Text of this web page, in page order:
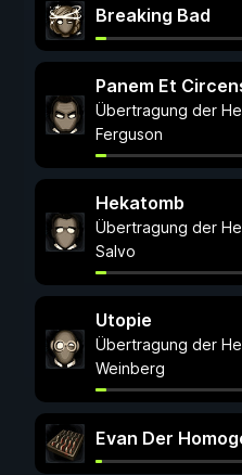
Breaking Bad
Panem Et
Übertragung der
Ferguson
Hekatomb
Übertragung der
Salvo
Utopie
Übertragung der
Weinberg
Evan Der